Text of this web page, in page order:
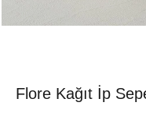
Flore Kağıt İp